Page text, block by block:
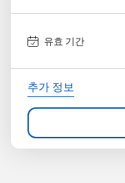
유효 기간
추가 정보